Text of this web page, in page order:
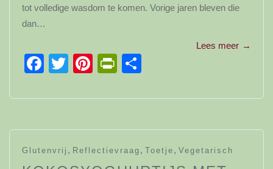
tot volledige wasdom te komen. Vorige jaren bleven die
dan…
Lees meer →
Facebook
TwitterPinterest
PrintFriendly
Glutenvrij , Reflectievraag , Toetje , Vegetarisch